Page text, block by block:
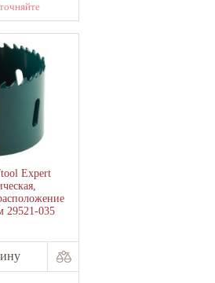
Expert
29521-035